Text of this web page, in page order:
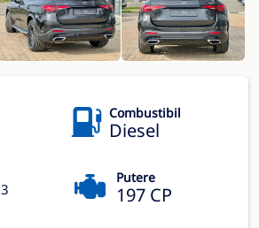
Combustibil
Diesel
3
Putere
197 CP